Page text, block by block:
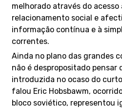
melhorado através do
relacionamento social e
informação contínua e à
correntes.
Ainda no plano das grandes
não é despropositado pensar
introduzida no ocaso do
falou Eric Hobsbawm,
bloco soviético, representou